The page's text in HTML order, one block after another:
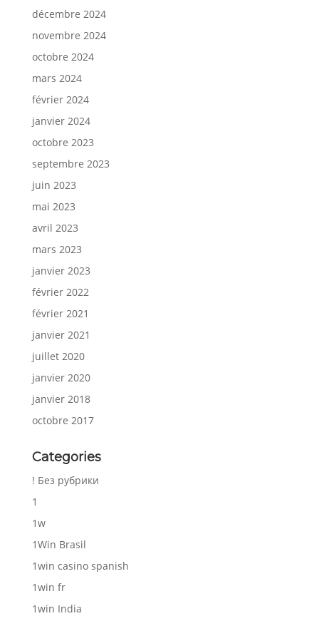
décembre 2024
novembre 2024
octobre 2024
mars 2024
février 2024
janvier 2024
octobre 2023
septembre 2023
juin 2023
mai 2023
avril 2023
mars 2023
janvier 2023
février 2022
février 2021
janvier 2021
juillet 2020
janvier 2020
janvier 2018
octobre 2017
Categories
! Без рубрики
1
1w
1Win Brasil
1win casino spanish
1win fr
1win India